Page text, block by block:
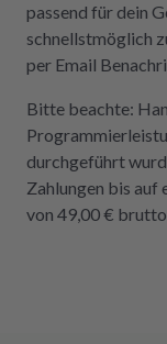
passend für dein
schnellstmöglich
per Email
Bitte beachte:
durchgeführt
Zahlungen bis auf
von 49,00 €